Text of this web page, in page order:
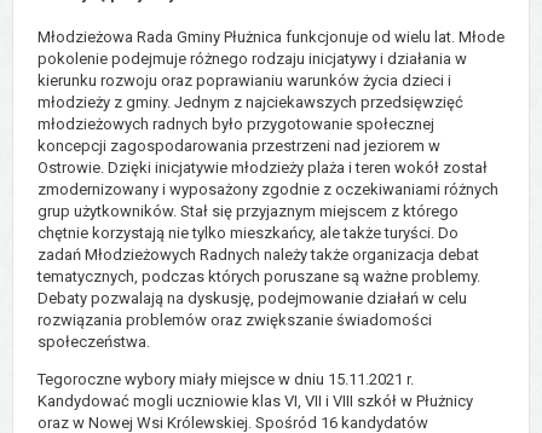
Młodzieżowa Rada Gminy Płużnica funkcjonuje od wielu lat. Młode
pokolenie podejmuje różnego rodzaju inicjatywy i działania w
kierunku rozwoju oraz poprawianiu warunków życia dzieci i
młodzieży z gminy. Jednym z najciekawszych przedsięwzięć
młodzieżowych radnych było przygotowanie społecznej
koncepcji zagospodarowania przestrzeni nad jeziorem w
Ostrowie. Dzięki inicjatywie młodzieży plaża i teren wokół został
zmodernizowany i wyposażony zgodnie z oczekiwaniami różnych
grup użytkowników. Stał się przyjaznym miejscem z którego
chętnie korzystają nie tylko mieszkańcy, ale także turyści. Do
zadań Młodzieżowych Radnych należy także organizacja debat
tematycznych, podczas których poruszane są ważne problemy.
Debaty pozwalają na dyskusję, podejmowanie działań w celu
rozwiązania problemów oraz zwiększanie świadomości
społeczeństwa.
Tegoroczne wybory miały miejsce w dniu 15.11.2021 r.
Kandydować mogli uczniowie klas VI, VII i VIII szkół w Płużnicy
oraz w Nowej Wsi Królewskiej. Spośród 16 kandydatów